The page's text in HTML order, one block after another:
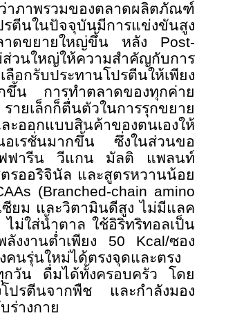
าพรวมของตลาดผลิตภัณฑ์
ตีนในปัจจุบันมีการแข่งขันสูง
าดขยายใหญ่ขึ้น หลัง Post-
วนใหญ่ให้ความสำคัญกับการ
กรับประทานโปรตีนให้เพียง
กขึ้น การทำตลาดของทุกค่าย
ายเล็กก็ตื่นตัวในการรุกขยาย
อกแบบสินค้าของตนเองให้
นอเรชั่นมากขึ้น ซึ่งในส่วนขอ
ฟารีน วีแกน มัลติ แพลนท์
รออริจินัล และสูตรหวานน้อย
(Branched-chain amino
ซียม และวิตามินดีสูง ไม่มีแลค
ม่ใส่น้ำตาล ใช้อิริทริทอลเป็น
งงานต่ำเพียง 50 Kcal/ซอง
นรุ่นใหม่ได้ตรงจุดและตรง
กวัน ดื่มได้ทั้งครอบครัว โดย
โปรตีนจากพืช และกำลังมอง
ร่างกาย